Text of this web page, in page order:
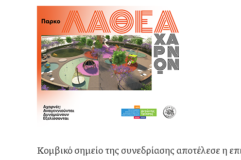
Κομβικό σημείο της συνεδρίασης αποτέλεσε η